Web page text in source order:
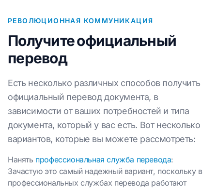
РЕВОЛЮЦИОННАЯ КОММУНИКАЦИЯ
Получите официальный
перевод
Есть несколько различных способов получить
официальный перевод документа, в
зависимости от ваших потребностей и типа
документа, который у вас есть. Вот несколько
вариантов, которые вы можете рассмотреть:
Нанять профессиональная служба перевода:
Зачастую это самый надежный вариант, поскольку в
профессиональных службах перевода работают